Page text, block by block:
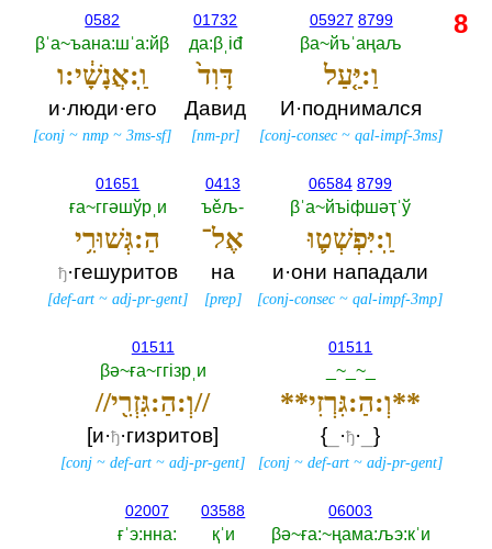
05927 8799
βа~йъˈаңаљ
וַ:יַּ֤עַל
И·поднимался
[conj-consec ~qal-impf-3ms]
01732
да:βˌiđ
דָּוִד֙
Давид
[nm-pr]
0582
βˈа~ъана:шˈа:йβ
וַֽ:אֲנָשָׁ֔י:ו
и·люди·его
[conj ~nmp ~3ms-sf]
06584 8799
βˈа~йъiфшәҭˈў
וַֽ:יִּפְשְׁט֛וּ
и·они нападали
[conj-consec ~qal-impf-3mp]
0413
ъěљ-‎
אֶל־
на
[prep]
01651
ға~ггәшўрˌи
הַ:גְּשׁוּרִ֥י
ђ·гешуритов
[def-art ~adj-pr-gent]
01511
_~_~_
**וְ:הַ:גִּרְזִי**
{‎ ·ђ· _‎}
[conj ~def-art ~adj-pr-gent]
01511
βә~ға~ггiзрˌи
//וְ:הַ:גִּזְרִ֖י//
[и·ђ·гизритов]
[conj ~def-art ~adj-pr-gent]
06003
βә~ға:~ңама:љэ:кˈи
03588
қˈи
02007
ғˈэ:нна:‎
8